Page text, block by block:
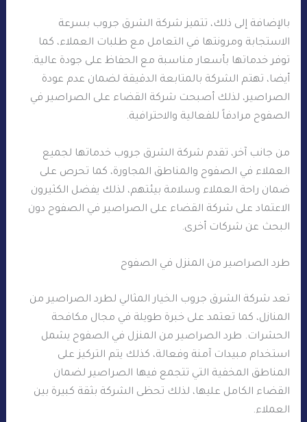
بالإضافة إلى ذلك، تتميز شركة الشرق جروب بسرعة
الاستجابة ومرونتها في التعامل مع طلبات العملاء، كما
توفر خدماتها بأسعار مناسبة مع الحفاظ على جودة عالية.
أيضا، تهتم الشركة بالمتابعة الدقيقة لضمان عدم عودة
الصراصير، لذلك أصبحت شركة القضاء على الصراصير في
الصفوح مرادفاً للفعالية والاحترافية.
من جانب آخر، تقدم شركة الشرق جروب خدماتها لجميع
العملاء في الصفوح والمناطق المجاورة، كما تحرص على
ضمان راحة العملاء وسلامة بيئتهم، لذلك يفضل الكثيرون
الاعتماد على شركة القضاء على الصراصير في الصفوح دون
البحث عن شركات أخرى.
طرد الصراصير من المنزل في الصفوح
تعد شركة الشرق جروب الخيار المثالي لطرد الصراصير من
المنازل، كما تعتمد على خبرة طويلة في مجال مكافحة
الحشرات. طرد الصراصير من المنزل في الصفوح يشمل
استخدام مبيدات آمنة وفعالة، كذلك يتم التركيز على
المناطق المخفية التي تتجمع فيها الصراصير لضمان
القضاء الكامل عليها، لذلك تحظى الشركة بثقة كبيرة بين
العملاء.